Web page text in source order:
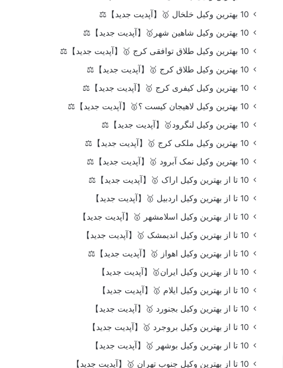
10 بهترین وکیل خلخال 🥇【آپدیت جدید】⚖️
10 بهترین وکیل شاهین شهر🥇【آپدیت جدید】⚖️
10 بهترین وکیل طلاق توافقی کرج 🥇【آپدیت جدید】⚖️
10 بهترین وکیل طلاق کرج 🥇【آپدیت جدید】⚖️
10 بهترین وکیل کیفری کرج 🥇【آپدیت جدید】⚖️
10 بهترین وکیل لاهیجان کیست ؟🥇【آپدیت جدید】⚖️
10 بهترین وکیل لنگرود🥇【آپدیت جدید】⚖️
10 بهترین وکیل ملکی کرج 🥇【آپدیت جدید】⚖️
10 بهترین وکیل نمک آبرود 🥇【آپدیت جدید】⚖️
10 تا از بهترین وکیل اراک 🥇【آپدیت جدید】⚖️
10 تا از بهترین وکیل اردبیل 🥇【آپدیت جدید】
10 تا از بهترین وکیل اسلامشهر 🥇【آپدیت جدید】
10 تا از بهترین وکیل اندیمشک 🥇【آپدیت جدید】
10 تا از بهترین وکیل اهواز 🥇【آپدیت جدید】⚖️
10 تا از بهترین وکیل ایران🥇【آپدیت جدید】
10 تا از بهترین وکیل ایلام 🥇【آپدیت جدید】
10 تا از بهترین وکیل بجنورد 🥇【آپدیت جدید】
10 تا از بهترین وکیل بروجرد 🥇【آپدیت جدید】
10 تا از بهترین وکیل بوشهر 🥇【آپدیت جدید】
10 تا از بهترین وکیل جنوب تهران 🥇【آپدیت جدید】